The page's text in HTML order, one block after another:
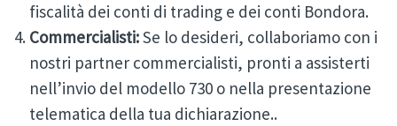
fiscalità dei conti di trading e dei conti Bondora.
Commercialisti:Se lo desideri, collaboriamo con i
nostri partner commercialisti, pronti a assisterti
nell’invio del modello 730 o nella presentazione
telematica della tua dichiarazione..